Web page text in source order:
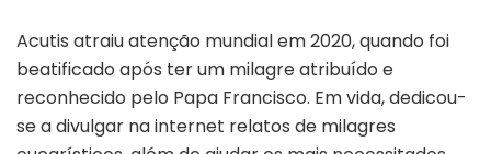
Acutis atraiu atenção mundial em 2020, quando foi
beatificado após ter um milagre atribuído e
reconhecido pelo Papa Francisco. Em vida, dedicou-
se a divulgar na internet relatos de milagres